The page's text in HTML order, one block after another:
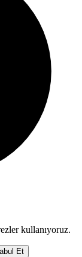
kullanıyoruz.
Et